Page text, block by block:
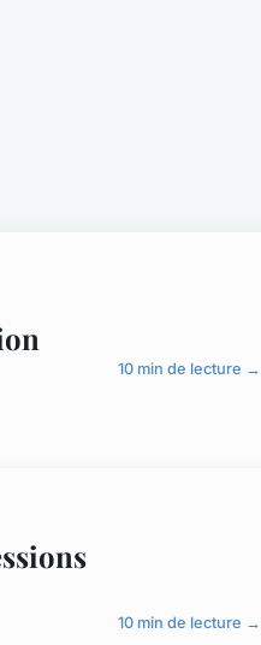
10 min de lecture →
10 min de lecture →